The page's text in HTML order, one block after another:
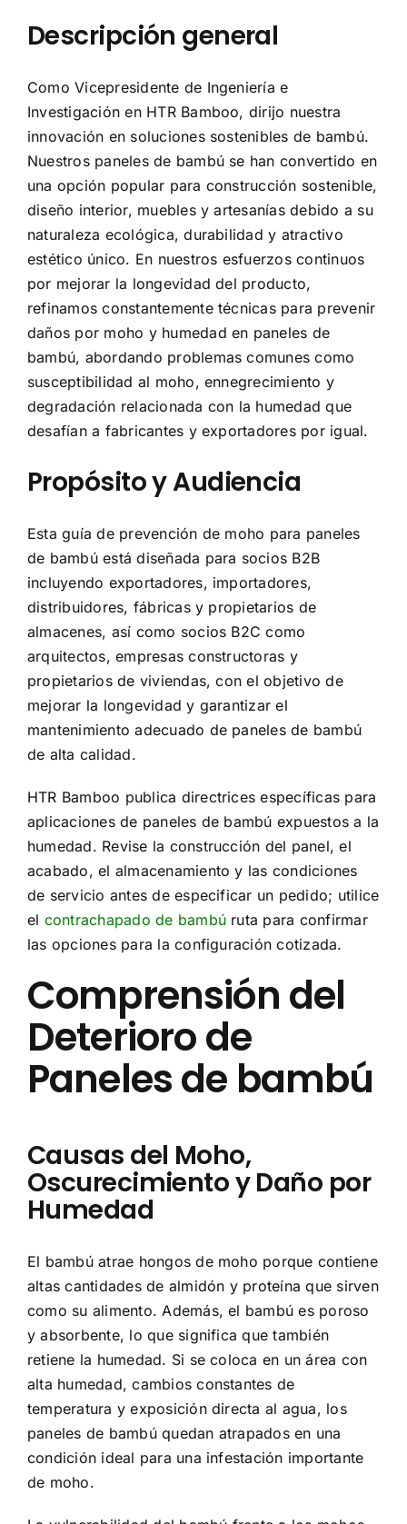
Descripción general
Como Vicepresidente de Ingeniería e
Investigación en HTR Bamboo, dirijo nuestra
innovación en soluciones sostenibles de bambú.
Nuestros paneles de bambú se han convertido en
una opción popular para construcción sostenible,
diseño interior, muebles y artesanías debido a su
naturaleza ecológica, durabilidad y atractivo
estético único. En nuestros esfuerzos continuos
por mejorar la longevidad del producto,
refinamos constantemente técnicas para prevenir
daños por moho y humedad en paneles de
bambú, abordando problemas comunes como
susceptibilidad al moho, ennegrecimiento y
degradación relacionada con la humedad que
desafían a fabricantes y exportadores por igual.
Propósito y Audiencia
Esta guía de prevención de moho para paneles
de bambú está diseñada para socios B2B
incluyendo exportadores, importadores,
distribuidores, fábricas y propietarios de
almacenes, así como socios B2C como
arquitectos, empresas constructoras y
propietarios de viviendas, con el objetivo de
mejorar la longevidad y garantizar el
mantenimiento adecuado de paneles de bambú
de alta calidad.
HTR Bamboo publica directrices específicas para
aplicaciones de paneles de bambú expuestos a la
humedad. Revise la construcción del panel, el
acabado, el almacenamiento y las condiciones
de servicio antes de especificar un pedido; utilice
el contrachapado de bambú ruta para confirmar
las opciones para la configuración cotizada.
Comprensión del
Deterioro de
Paneles de bambú
Causas del Moho,
Oscurecimiento y Daño por
Humedad
El bambú atrae hongos de moho porque contiene
altas cantidades de almidón y proteína que sirven
como su alimento. Además, el bambú es poroso
y absorbente, lo que significa que también
retiene la humedad. Si se coloca en un área con
alta humedad, cambios constantes de
temperatura y exposición directa al agua, los
paneles de bambú quedan atrapados en una
condición ideal para una infestación importante
de moho.